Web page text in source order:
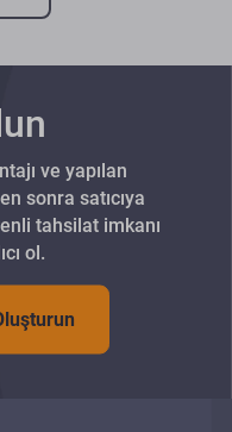
ve yapılan
sonra satıcıya
tahsilat imkanı
ol.